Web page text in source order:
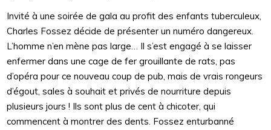
Invité à une soirée de gala au profit des enfants tuberculeux,
Charles Fossez décide de présenter un numéro dangereux.
L’homme n’en mène pas large… Il s’est engagé à se laisser
enfermer dans une cage de fer grouillante de rats, pas
d’opéra pour ce nouveau coup de pub, mais de vrais rongeurs
d’égout, sales à souhait et privés de nourriture depuis
plusieurs jours ! Ils sont plus de cent à chicoter, qui
commencent à montrer des dents. Fossez enturbanné